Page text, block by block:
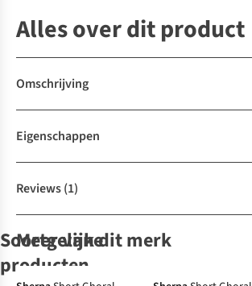
Alles over dit product
Omschrijving
Eigenschappen
Reviews(1)
Soortgelijke
producten
Meer van dit merk